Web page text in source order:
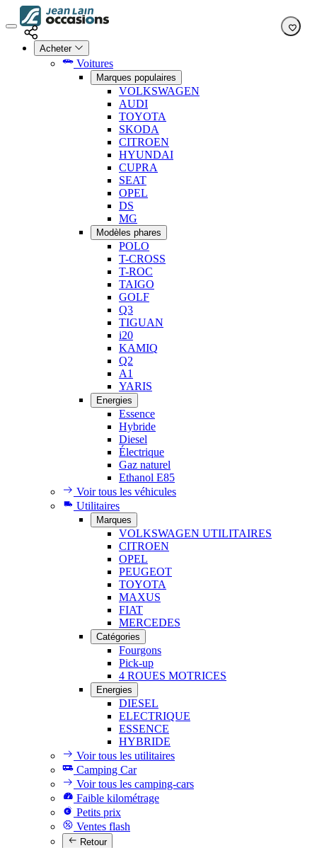
Acheter
Voitures
Marques populaires
VOLKSWAGEN
AUDI
TOYOTA
SKODA
CITROEN
HYUNDAI
CUPRA
SEAT
OPEL
DS
MG
Modèles phares
POLO
T-CROSS
T-ROC
TAIGO
GOLF
Q3
TIGUAN
i20
KAMIQ
Q2
A1
YARIS
Energies
Essence
Hybride
Diesel
Électrique
Gaz naturel
Ethanol E85
Voir tous les véhicules
Utilitaires
Marques
VOLKSWAGEN UTILITAIRES
CITROEN
OPEL
PEUGEOT
TOYOTA
MAXUS
FIAT
MERCEDES
Catégories
Fourgons
Pick-up
4 ROUES MOTRICES
Energies
DIESEL
ELECTRIQUE
ESSENCE
HYBRIDE
Voir tous les utilitaires
Camping Car
Voir tous les camping-cars
Faible kilométrage
Petits prix
Ventes flash
Retour